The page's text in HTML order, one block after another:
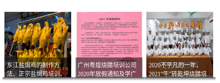
东江盐焗鸡的制作方
法、正宗盐焗鸡培训、
广州粤煌烧腊培训公司
2020年放假通知及学广
2020不平凡的一年，
2021“牛”转乾坤烧腊培